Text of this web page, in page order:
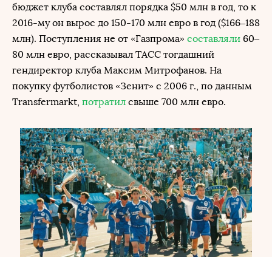
бюджет клуба составлял порядка $50 млн в год, то к
2016-му он вырос до 150-170 млн евро в год ($166–188
млн). Поступления не от «Газпрома» составляли 60–
80 млн евро, рассказывал ТАСС тогдашний
гендиректор клуба Максим Митрофанов. На
покупку футболистов «Зенит» с 2006 г., по данным
Transfermarkt, потратил свыше 700 млн евро.